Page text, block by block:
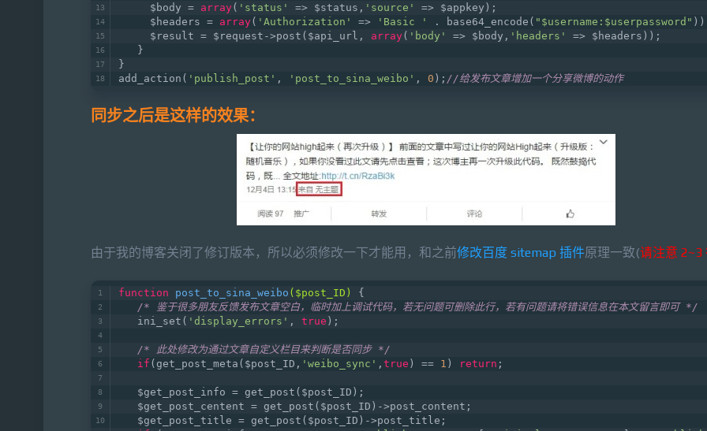
     $body =
array( 'status' => $status, 'source'
=> $appkey);
     $headers =
array( 'Authorization' => 'Basic ' . base64_encode( "$username:$userpassword"
     $result = $request->post($api_url,
array( 'body' => $body, 'headers'
=> $headers));
   }
}
add_action( 'publish_post' , 'post_to_sina_weibo' , 0 ); //给发布文章增加一个分享微博的动作
同步之后是这样的效果：
由于我的博客关闭了修订版本，所以必须修改一下才能用，和之前修改百度 sitemap 插件原理一致(请注意 2~3
function post_to_sina_weibo ($post_ID)
{
/* 鉴于很多朋友反馈发布文章空白，临时加上调试代码，若无问题可删除此行，若有问题请将错误信息在本文留言即可 */
   ini_set(
'display_errors' , true );
/* 此处修改为通过文章自定义栏目来判断是否同步 */
if (get_post_meta($post_ID, 'weibo_sync' , true ) == 1 ) return ;
   $get_post_info = get_post($post_ID);
   $get_post_centent = get_post($post_ID)->post_content;
   $get_post_title = get_post($post_ID)->post_title;